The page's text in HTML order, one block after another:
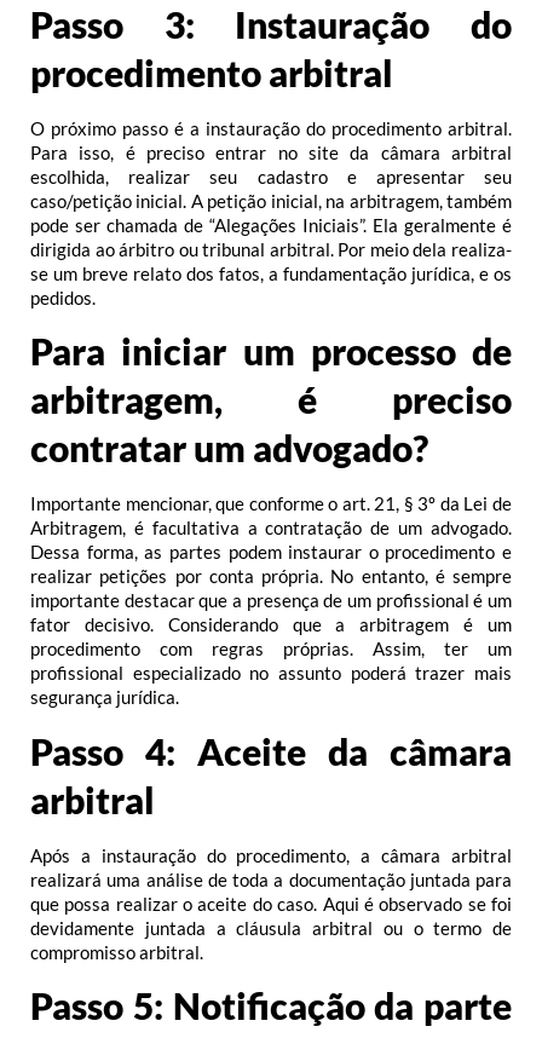
Passo 3: Instauração do
procedimento arbitral
O próximo passo é a instauração do procedimento arbitral.
Para isso, é preciso entrar no site da câmara arbitral
escolhida, realizar seu cadastro e apresentar seu
caso/petição inicial. A petição inicial, na arbitragem, também
pode ser chamada de “Alegações Iniciais”. Ela geralmente é
dirigida ao árbitro ou tribunal arbitral. Por meio dela realiza-
se um breve relato dos fatos, a fundamentação jurídica, e os
pedidos.
Para iniciar um processo de
arbitragem, é preciso
contratar um advogado?
Importante mencionar, que conforme o art. 21, § 3º da Lei de
Arbitragem, é facultativa a contratação de um advogado.
Dessa forma, as partes podem instaurar o procedimento e
realizar petições por conta própria. No entanto, é sempre
importante destacar que a presença de um profissional é um
fator decisivo. Considerando que a arbitragem é um
procedimento com regras próprias. Assim, ter um
profissional especializado no assunto poderá trazer mais
segurança jurídica.
Passo 4: Aceite da câmara
arbitral
Após a instauração do procedimento, a câmara arbitral
realizará uma análise de toda a documentação juntada para
que possa realizar o aceite do caso. Aqui é observado se foi
devidamente juntada a cláusula arbitral ou o termo de
compromisso arbitral.
Passo 5: Notificação da parte